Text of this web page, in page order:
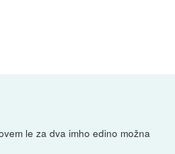
le za dva imho edino možna